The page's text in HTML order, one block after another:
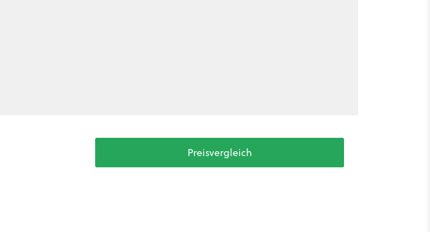
Preisvergleich